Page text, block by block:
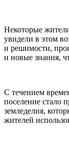
Некоторые
увидели в этом
и решимости,
и новые знания,
С течением
поселение стало
земледелия,
жителей